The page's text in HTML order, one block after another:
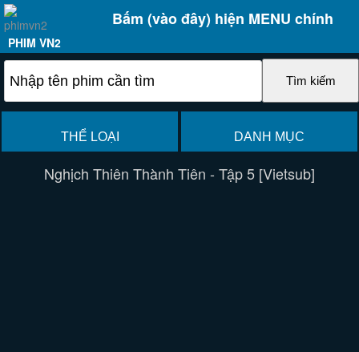
Bấm (vào đây) hiện MENU chính
PHIM VN2
THỂ LOẠI DANH MỤC
Nghịch Thiên Thành Tiên - Tập 5 [Vietsub]